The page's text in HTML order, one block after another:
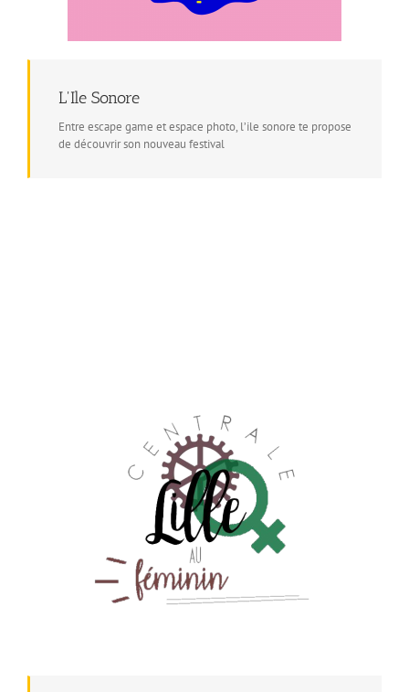
L'Ile Sonore
Entre escape game et espace photo, l’ile sonore te propose
de découvrir son nouveau festival